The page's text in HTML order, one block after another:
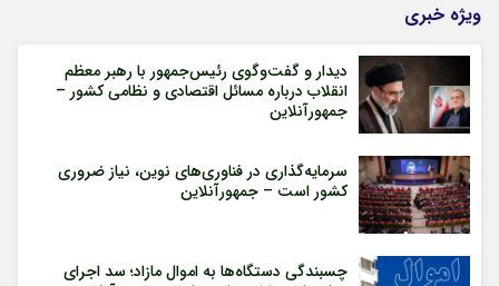
ویژه خبری
دیدار و گفت‌وگوی رئیس‌جمهور با رهبر معظم
انقلاب درباره مسائل اقتصادی و نظامی کشور –
جمهورآنلاین
سرمایه‌گذاری در فناوری‌های نوین، نیاز ضروری
کشور است – جمهورآنلاین
چسبندگی دستگاه‌ها به اموال مازاد؛ سد اجرای